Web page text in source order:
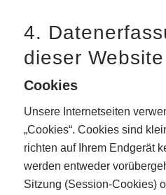
4.
dieser Website
Cookies
Unsere Internetseiten
„Cookies“. Cookies sind
richten auf Ihrem Endgerät
werden entweder
Sitzung (Session-Cookies)